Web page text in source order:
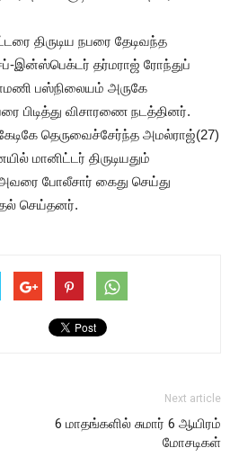
திருடிய நபரை தேடிவந்த
சப்-இன்ஸ்பெக்டர் தர்மராஜ் ரோந்துப்
பஸ்நிலையம் அருகே
பிடித்து விசாரணை நடத்தினர்.
கேடிகே தெருவைச்சேர்ந்த அமல்ராஜ்(27)
மானிட்டர் திருடியதும்
போலீசார் கைது செய்து
செய்தனர்.
Next article
6 மாதங்களில் சுமார் 6 ஆயிரம்
மோசடிகள்